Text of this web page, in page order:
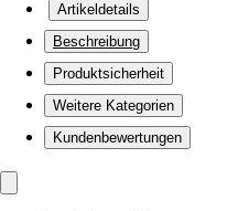
Artikeldetails
Beschreibung
Produktsicherheit
Weitere Kategorien
Kundenbewertungen